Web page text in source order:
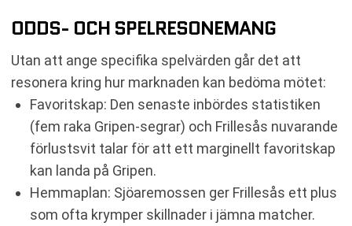
ODDS- OCH SPELRESONEMANG
Utan att ange specifika spelvärden går det att
resonera kring hur marknaden kan bedöma mötet:
Favoritskap: Den senaste inbördes statistiken
(fem raka Gripen-segrar) och Frillesås nuvarande
förlustsvit talar för att ett marginellt favoritskap
kan landa på Gripen.
Hemmaplan: Sjöaremossen ger Frillesås ett plus
som ofta krymper skillnader i jämna matcher.